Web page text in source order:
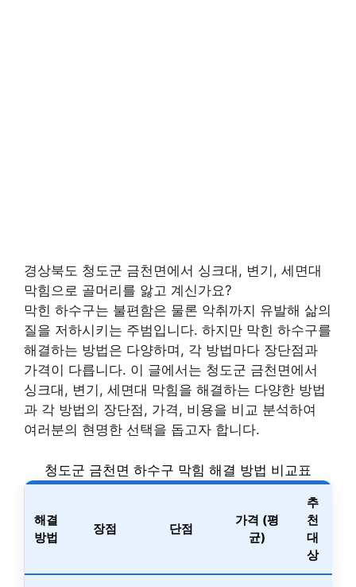
경상북도 청도군 금천면에서 싱크대, 변기, 세면대
막힘으로 골머리를 앓고 계신가요?
막힌 하수구는 불편함은 물론 악취까지 유발해 삶의
질을 저하시키는 주범입니다. 하지만 막힌 하수구를
해결하는 방법은 다양하며, 각 방법마다 장단점과
가격이 다릅니다. 이 글에서는 청도군 금천면에서
싱크대, 변기, 세면대 막힘을 해결하는 다양한 방법
과 각 방법의 장단점, 가격, 비용을 비교 분석하여
여러분의 현명한 선택을 돕고자 합니다.
청도군 금천면 하수구 막힘 해결 방법 비교표
해결
방법
장점 단점
가격 (평
균)
추
천
대
상